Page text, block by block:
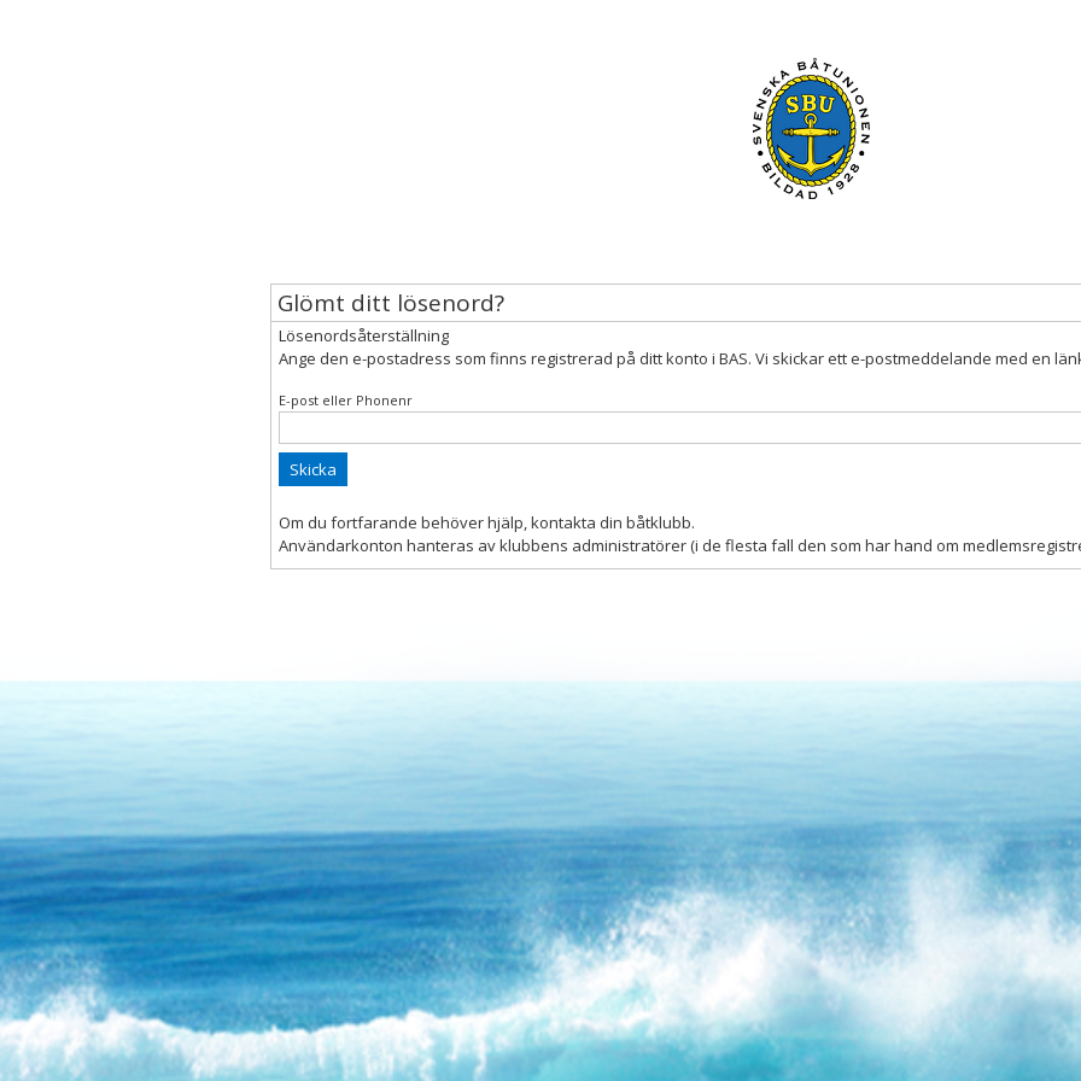
Glömt ditt lösenord?
Lösenordsåterställning
Ange den e-postadress som finns registrerad på ditt konto i BAS. Vi skickar ett e-postmeddelande med en
E-post eller Phonenr
Skicka
Om du fortfarande behöver hjälp, kontakta din båtklubb.
Användarkonton hanteras av klubbens administratörer (i de flesta fall den som har hand om